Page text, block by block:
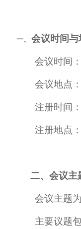
一、 会议时间与
会议时间
会议地点
注册时间
注册地点
二、会议主
会议主题
主要议题